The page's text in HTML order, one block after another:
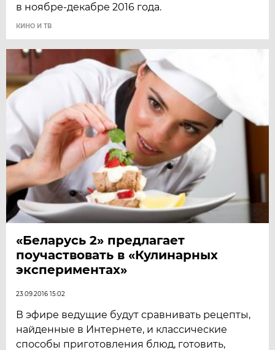
в ноябре-декабре 2016 года.
КИНО И ТВ
«Беларусь 2» предлагает
поучаствовать в «Кулинарных
экспериментах»
23.09.2016 15:02
В эфире ведущие будут сравнивать рецепты,
найденные в Интернете, и классические
способы приготовления блюд, готовить,